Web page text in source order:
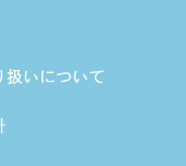
扱いについて